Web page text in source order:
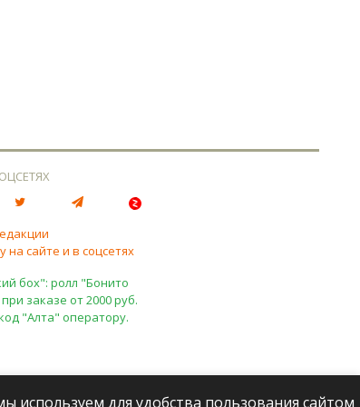
на сайте и в соцсетях
бох": ролл "Бонито
заказе от 2000 руб.
"Алта" оператору.
используем для удобства пользования сайтом